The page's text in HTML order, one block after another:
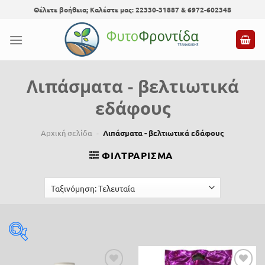
content
Θέλετε βοήθεια; Καλέστε μας: 22330-31887 & 6972-602348
Λιπάσματα - βελτιωτικά
εδάφους
Αρχική σελίδα - Λιπάσματα - βελτιωτικά εδάφους
ΦΙΛΤΡΆΡΙΣΜΑ